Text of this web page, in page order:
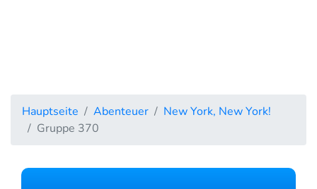
Hauptseite Abenteuer
New York, New York!
Gruppe 370